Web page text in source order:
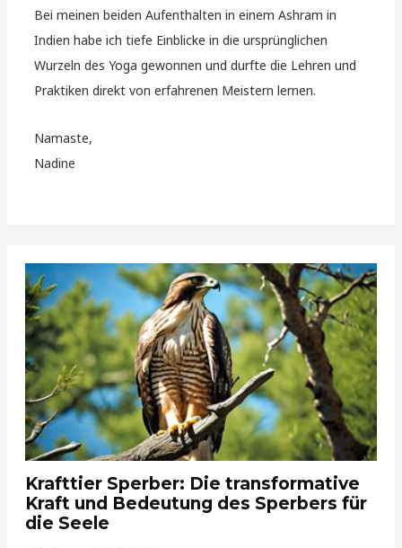
Bei meinen beiden Aufenthalten in einem Ashram in
Indien habe ich tiefe Einblicke in die ursprünglichen
Wurzeln des Yoga gewonnen und durfte die Lehren und
Praktiken direkt von erfahrenen Meistern lernen.
Namaste,
Nadine
Krafttier Sperber: Die transformative
Kraft und Bedeutung des Sperbers für
die Seele